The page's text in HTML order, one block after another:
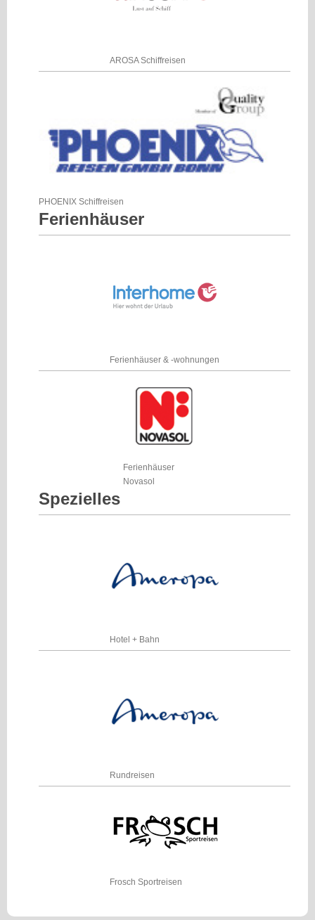
AROSA Schiffreisen
PHOENIX Schiffreisen
Ferienhäuser
Ferienhäuser & -wohnungen
Ferienhäuser
Novasol
Spezielles
Hotel + Bahn
Rundreisen
Frosch Sportreisen